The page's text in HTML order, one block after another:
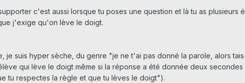
c'est aussi lorsque tu poses une question et là tu as
j'exige qu'on lève le doigt.
je suis hyper sèche, du genre "je ne t'ai pas donné la parole, alors
qui lève le doigt même si la réponse a été donnée deux
tu respectes la règle et que tu lèves le doigt").